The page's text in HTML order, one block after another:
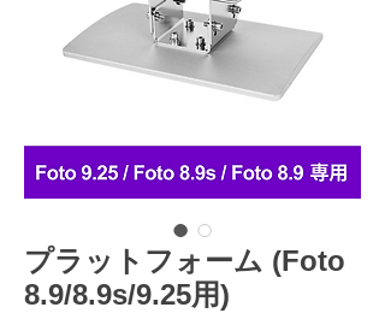
プラットフォーム (Foto
8.9/8.9s/9.25用)